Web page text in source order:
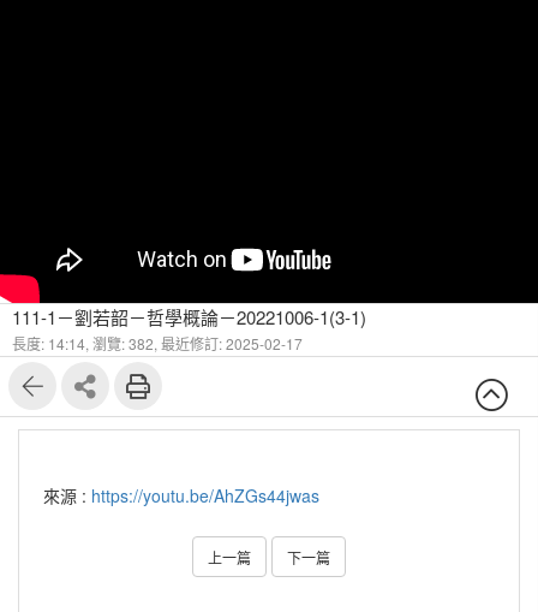
111-1－劉若韶－哲學概論－20221006-1(3-1)
長度: 14:14, 瀏覽: 382, 最近修訂: 2025-02-17
來源 : https://youtu.be/AhZGs44jwas
上一篇 下一篇